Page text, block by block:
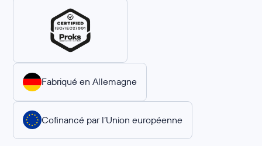
Fabriqué en Allemagne
Cofinancé par l’Union européenne